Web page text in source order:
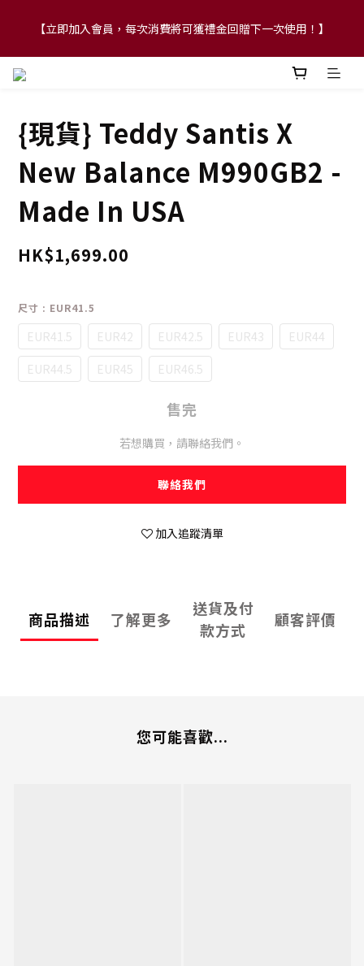
【FLASH SALE 兩件指定現貨產品即享88折】
【立即加入會員，每次消費將可獲禮金回贈下一次使用！】
【FLASH SALE 兩件指定現貨產品即享88折】
{現貨} Teddy Santis X
New Balance M990GB2 -
Made In USA
HK$1,699.00
尺寸 : EUR41.5
EUR41.5 EUR42 EUR42.5 EUR43
EUR44
EUR44.5
EUR45 EUR46.5
售完
若想購買，請聯絡我們。
聯絡我們
加入追蹤清單
商品描述 了解更多
送貨及付
款方式
顧客評價
您可能喜歡...